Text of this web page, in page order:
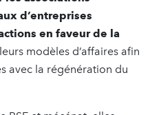
d’entreprises
en faveur de la
modèles d’affaires afin
avec la régénération du